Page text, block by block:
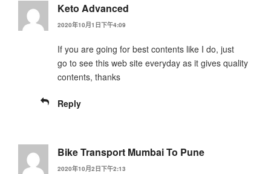
Keto Advanced
2020年10月1日下午4:09
If you are going for best contents like I do, just
go to see this web site everyday as it gives quality
contents, thanks
Reply
Bike Transport Mumbai To Pune
2020年10月2日下午2:13